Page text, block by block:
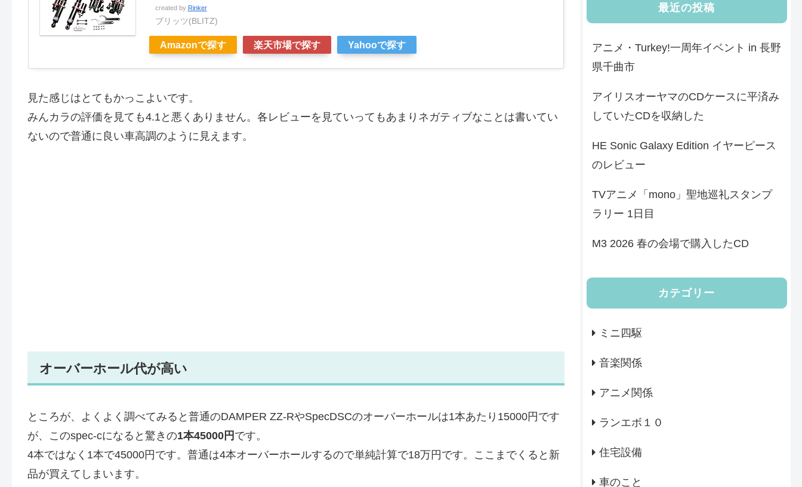
created by Rinker
ブリッツ(BLITZ)
Amazonで探す 楽天市場で探す Yahooで探す
見た感じはとてもかっこよいです。
みんカラの評価を見ても4.1と悪くありません。各レビューを見ていってもあまりネガティブなことは書いてい
ないので普通に良い車高調のように見えます。
オーバーホール代が高い
ところが、よくよく調べてみると普通のDAMPER ZZ-RやSpecDSCのオーバーホールは1本あたり15000円です
が、このspec-cになると驚きの1本45000円 です。
4本ではなく1本で45000円です。普通は4本オーバーホールするので単純計算で18万円です。ここまでくると新
品が買えてしまいます。
最近の投稿
アニメ・Turkey!一周年イベント in 長野
県千曲市
アイリスオーヤマのCDケースに平済み
していたCDを収納した
HE Sonic Galaxy Edition イヤーピース
のレビュー
TVアニメ「mono」聖地巡礼スタンプ
ラリー 1日目
M3 2026 春の会場で購入したCD
カテゴリー
ミニ四駆
音楽関係
アニメ関係
ランエボ１０
住宅設備
車のこと